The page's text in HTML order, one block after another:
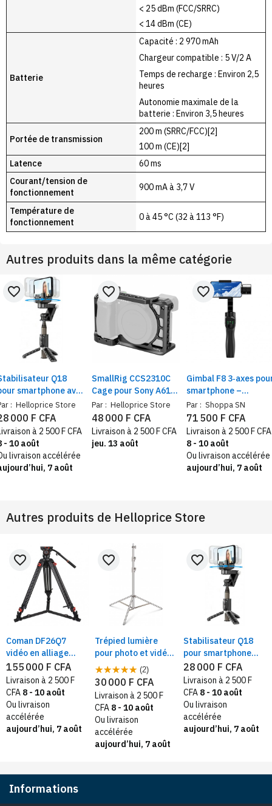
< 25 dBm (FCC/SRRC)
< 14 dBm (CE)
Batterie
Capacité : 2 970 mAh
Chargeur compatible : 5 V/2 A
Temps de recharge : Environ 2,5
heures
Autonomie maximale de la
batterie : Environ 3,5 heures
Portée de transmission
200 m (SRRC/FCC)[2]
100 m (CE)[2]
Latence
60 ms
Courant/tension de
fonctionnement
900 mA à 3,7 V
Température de
fonctionnement
0 à 45 °C (32 à 113 °F)
Autres produits dans la même catégorie
Q18
smartphone avec
suivi du
application de
perche à
trépied
: Helloprice Store
favorite_border
000 F CFA
à 2 500 F CFA
- 10 août
livraison accélérée
7 août
SmallRig CCS2310C
Cage pour Sony A6100
/ A6300 / A6400 /
A6500
Par : Helloprice Store
favorite_border
48 000 F CFA
Livraison à 2 500 F CFA
jeu. 13 août
Gimbal F8 3‑axes
smartphone –
stabilisateur
autonomie 6h, anti
secousse
Par : Shoppa SN
favorite_border
71 500 F CFA
Livraison à 2 500 F CFA
8 - 10 août
Ou livraison accélérée
aujourd’hui, 7 août
Autres produits de Helloprice Store
Coman DF26Q7
vidéo en alliage
d'aluminum 1,7m
avec rotule fluide,
avec lumière
d'éclairage pour
mieux voir le niveau
favorite_border
155 000 F CFA
Livraison à 2 500 F
CFA 8 - 10 août
Ou livraison
accélérée
aujourd’hui, 7 août
Trépied lumière
pour photo et vidéo
H 2,8 m robustes en
acier inoxydable
(2)
favorite_border
30 000 F CFA
Livraison à 2 500 F
CFA 8 - 10 août
Ou livraison
accélérée
aujourd’hui, 7 août
Stabilisateur Q18
pour smartphone
avec lampe, suivi du
visage, application
de Rotation, perche
à Selfie, trépied
favorite_border
28 000 F CFA
Livraison à 2 500 F
CFA 8 - 10 août
Ou livraison
accélérée
aujourd’hui, 7 août
Informations